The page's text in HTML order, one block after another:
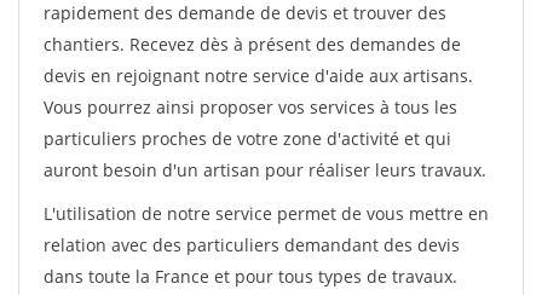
rapidement des demande de devis et trouver des
chantiers. Recevez dès à présent des demandes de
devis en rejoignant notre service d'aide aux artisans.
Vous pourrez ainsi proposer vos services à tous les
particuliers proches de votre zone d'activité et qui
auront besoin d'un artisan pour réaliser leurs travaux.
L'utilisation de notre service permet de vous mettre en
relation avec des particuliers demandant des devis
dans toute la France et pour tous types de travaux.